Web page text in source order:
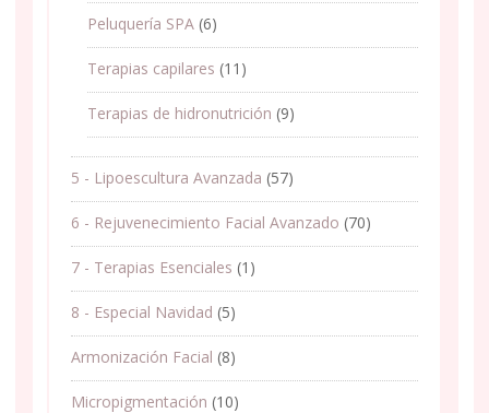
Peluquería SPA (6)
Terapias capilares (11)
Terapias de hidronutrición (9)
5 - Lipoescultura Avanzada (57)
6 - Rejuvenecimiento Facial Avanzado (70)
7 - Terapias Esenciales (1)
8 - Especial Navidad (5)
Armonización Facial (8)
Micropigmentación (10)